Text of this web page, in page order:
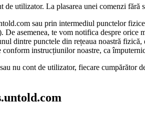
utilizator. La plasarea unei comenzi
sau prin intermediul punctelor
De asemenea, te vom notifica despre
dintre punctele din rețeaua noastră
conform instrucțiunilor noastre, ca
nu cont de utilizator, fiecare cumpărător